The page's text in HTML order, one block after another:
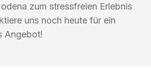
zum stressfreien Erlebnis
uns noch heute für ein
Angebot!